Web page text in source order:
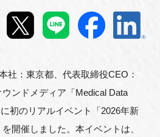
社：東京都、代表取締役CEO：
ンドメディア「Medical Data
初のリアルイベント「2026年新
開催しました。本イベントは、